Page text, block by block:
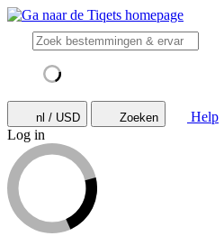
nl / USD Zoeken
Help
Log in